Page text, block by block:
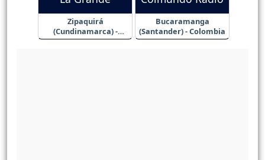
Zipaquirá
(Cundinamarca) -
Colombia
Bucaramanga
(Santander) - Colombia